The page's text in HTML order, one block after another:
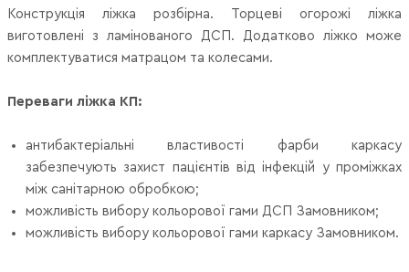
Конструкція ліжка розбірна. Торцеві огорожі ліжка
виготовлені з ламінованого ДСП. Додатково ліжко може
комплектуватися матрацом та колесами.
Переваги ліжка КП:
антибактеріальні властивості фарби каркасу
забезпечують захист пацієнтів від інфекцій у проміжках
між санітарною обробкою;
можливість вибору кольорової гами ДСП Замовником;
можливість вибору кольорової гами каркасу Замовником.